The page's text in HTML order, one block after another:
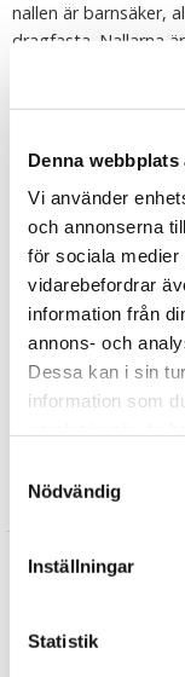
Denna
Vi använder
och annonserna
för sociala
vidarebefordrar
information från
annons- och
Dessa kan i sin
information som
Nödvändig
Inställningar
Statistik
nallen är barnsäker,
dragfasta. Nallarna
tillsatt
är gjord av giftfria
Mjukisdjuren från
Tipsa
Teddykompaniets
Mjukisdjur
Dinosaurier
Gosedjur
barnbarn. Vi
den hängde då en
dinosaurier